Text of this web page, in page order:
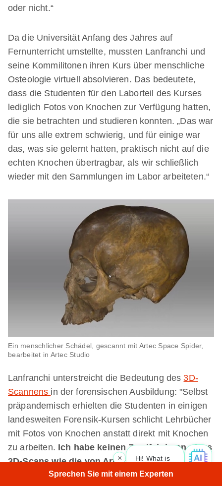
oder nicht.“
Da die Universität Anfang des Jahres auf
Fernunterricht umstellte, mussten Lanfranchi und
seine Kommilitonen ihren Kurs über menschliche
Osteologie virtuell absolvieren. Das bedeutete,
dass die Studenten für den Laborteil des Kurses
lediglich Fotos von Knochen zur Verfügung hatten,
die sie betrachten und studieren konnten. „Das war
für uns alle extrem schwierig, und für einige war
das, was sie gelernt hatten, praktisch nicht auf die
echten Knochen übertragbar, als wir schließlich
wieder mit den Sammlungen im Labor arbeiteten.“
Ein menschlicher Schädel, gescannt mit Artec Space Spider,
bearbeitet in Artec Studio
Lanfranchi unterstreicht die Bedeutung des3D-
Scannens in der forensischen Ausbildung: "Selbst
präpandemisch erhielten die Studenten in einigen
landesweiten Forensik-Kursen schlicht Lehrbücher
mit Fotos von Knochen anstatt direkt mit Knochen
zu arbeiten. Ich habe keinen Zweifel daran, dass
3D-Scans wie die von Artec Space Spider und
Micro ein viel besseres Lernmittel sind als
Hi! What is your request? 👀
×
Sprechen Sie mit einem Experten